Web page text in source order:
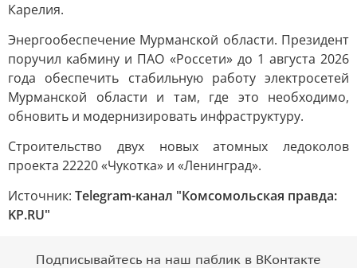
Карелия.
Энергообеспечение Мурманской области. Президент
поручил кабмину и ПАО «Россети» до 1 августа 2026
года обеспечить стабильную работу электросетей
Мурманской области и там, где это необходимо,
обновить и модернизировать инфраструктуру.
Строительство двух новых атомных ледоколов
проекта 22220 «Чукотка» и «Ленинград».
Источник: Telegram-канал "Комсомольская правда:
KP.RU"
Подписывайтесь на наш паблик в ВКонтакте